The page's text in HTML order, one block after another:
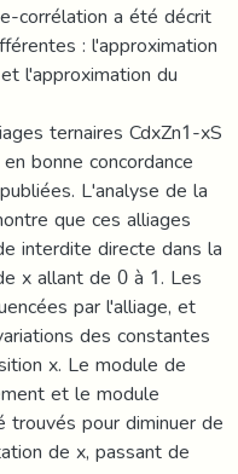
corrélation a été décrit
: l'approximation
l'approximation du
ternaires CdxZn1-xS
bonne concordance
L'analyse de la
que ces alliages
interdite directe dans la
x allant de 0 à 1. Les
par l'alliage, et
des constantes
x. Le module de
et le module
pour diminuer de
de x, passant de